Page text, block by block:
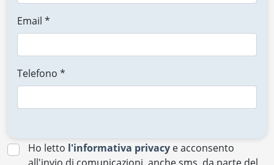
Email *
Telefono *
Ho letto l'informativa privacy e acconsento